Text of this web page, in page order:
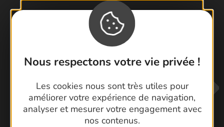
Nous respectons votre vie privée !
Les cookies nous sont très utiles pour
améliorer votre expérience de navigation,
analyser et mesurer votre engagement avec
nos contenus.
Visiter le Pont du Gard en famille
Les Arènes de Nîmes
Escapade en Camargue